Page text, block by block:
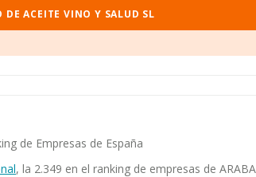
ACEITE VINO Y SALUD SL
de Empresas de España
, la 2.349 en el ranking de empresas de